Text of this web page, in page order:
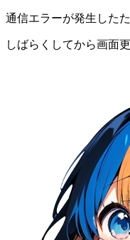
通信エラーが発生したた
しばらくしてから画面